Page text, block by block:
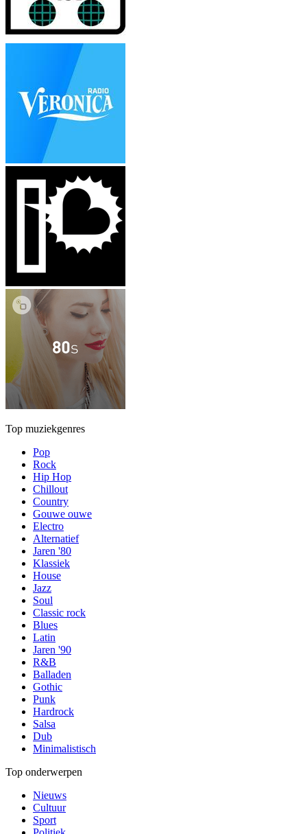
Top muziekgenres
Pop
Rock
Hip Hop
Chillout
Country
Gouwe ouwe
Electro
Alternatief
Jaren '80
Klassiek
House
Jazz
Soul
Classic rock
Blues
Latin
Jaren '90
R&B
Balladen
Gothic
Punk
Hardrock
Salsa
Dub
Minimalistisch
Top onderwerpen
Nieuws
Cultuur
Sport